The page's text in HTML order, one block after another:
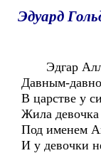
Эдуард
Эдгар
Давным-
В царстве у
Жила девочка
Под именем
И у девочки